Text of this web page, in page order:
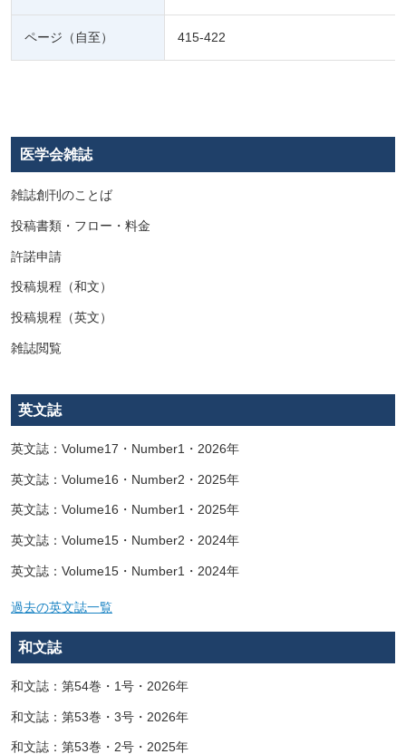
ページ（自至） 415-422
医学会雑誌
雑誌創刊のことば
投稿書類・フロー・料金
許諾申請
投稿規程（和文）
投稿規程（英文）
雑誌閲覧
英文誌
英文誌：Volume17・Number1・2026年
英文誌：Volume16・Number2・2025年
英文誌：Volume16・Number1・2025年
英文誌：Volume15・Number2・2024年
英文誌：Volume15・Number1・2024年
過去の英文誌一覧
和文誌
和文誌：第54巻・1号・2026年
和文誌：第53巻・3号・2026年
和文誌：第53巻・2号・2025年